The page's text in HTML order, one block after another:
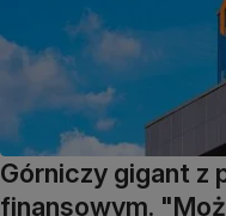
Górniczy gigant z
finansowym.